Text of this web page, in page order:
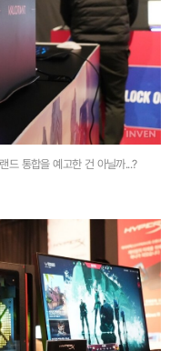
통합을 예고한 건 아닐까...?